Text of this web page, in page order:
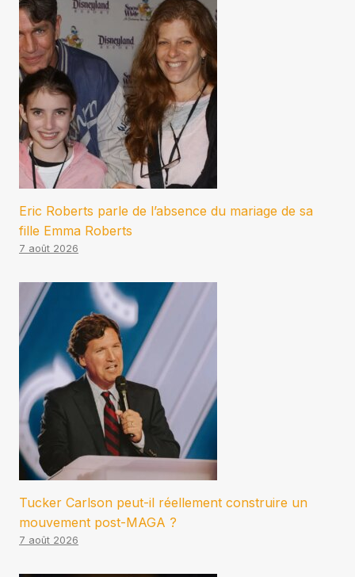
Eric Roberts parle de l’absence du mariage de sa
fille Emma Roberts
7 août 2026
Tucker Carlson peut-il réellement construire un
mouvement post-MAGA ?
7 août 2026